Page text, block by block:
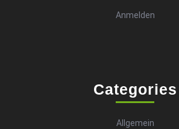
Anmelden
Categories
Allgemein